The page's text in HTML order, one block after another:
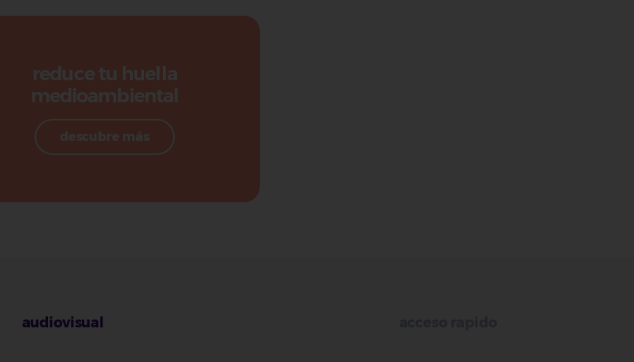
reduce tu huella
medioambiental
descubre más
audiovisual